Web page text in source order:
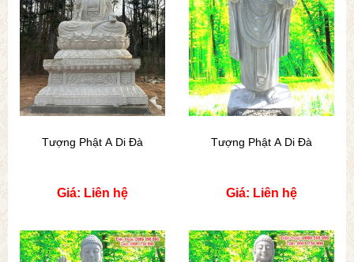
Tượng Phật A Di Đà
Giá: Liên hệ
Tượng Phật A Di Đà
Giá: Liên hệ